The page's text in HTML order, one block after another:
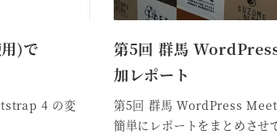
)で
4 の変
第5回 群馬
加レポート
第5回 群馬 WordPress
簡単にレポートをまとめさ